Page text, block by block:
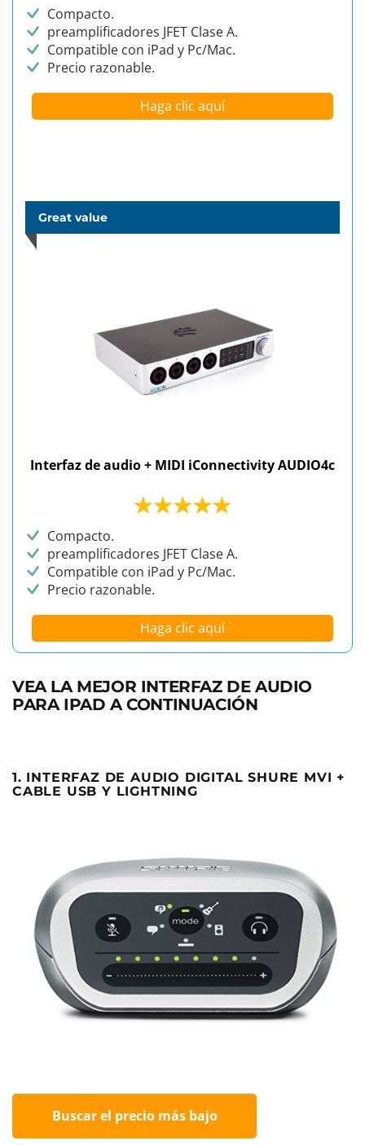
Compacto.
preamplificadores JFET Clase A.
Compatible con iPad y Pc/Mac.
Precio razonable.
Haga clic aquí
Great value
Interfaz de audio + MIDI iConnectivity AUDIO4c
Compacto.
preamplificadores JFET Clase A.
Compatible con iPad y Pc/Mac.
Precio razonable.
Haga clic aquí
VEA LA MEJOR INTERFAZ DE AUDIO
PARA IPAD A CONTINUACIÓN
1. INTERFAZ DE AUDIO DIGITAL SHURE MVI +
CABLE USB Y LIGHTNING
Buscar el precio más bajo